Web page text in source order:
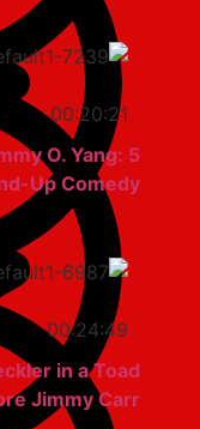
00:20:21
Jimmy O. Yang:
| Stand-Up Comedy
00:24:49
a Heckler in a Toad
| More Jimmy Carr